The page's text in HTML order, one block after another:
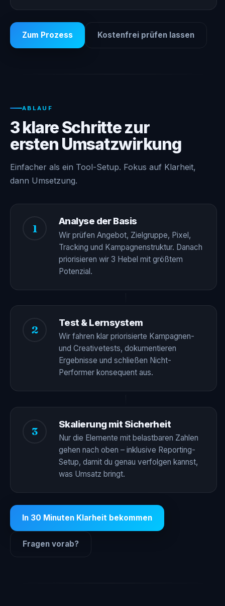
Zum Prozess Kostenfrei prüfen lassen
ABLAUF
3 klare Schritte zur
ersten Umsatzwirkung
Einfacher als ein Tool-Setup. Fokus auf Klarheit,
dann Umsetzung.
1
Analyse der Basis
Wir prüfen Angebot, Zielgruppe, Pixel,
Tracking und Kampagnenstruktur. Danach
priorisieren wir 3 Hebel mit größtem
Potenzial.
2
Test & Lernsystem
Wir fahren klar priorisierte Kampagnen-
und Creativetests, dokumentieren
Ergebnisse und schließen Nicht-
Performer konsequent aus.
3
Skalierung mit Sicherheit
Nur die Elemente mit belastbaren Zahlen
gehen nach oben – inklusive Reporting-
Setup, damit du genau verfolgen kannst,
was Umsatz bringt.
In 30 Minuten Klarheit bekommen
Fragen vorab?